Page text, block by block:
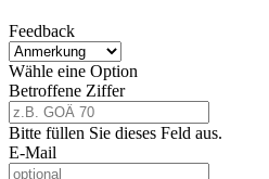
Feedback
Wähle eine Option
Betroffene Ziffer
Bitte füllen Sie dieses Feld aus.
E-Mail